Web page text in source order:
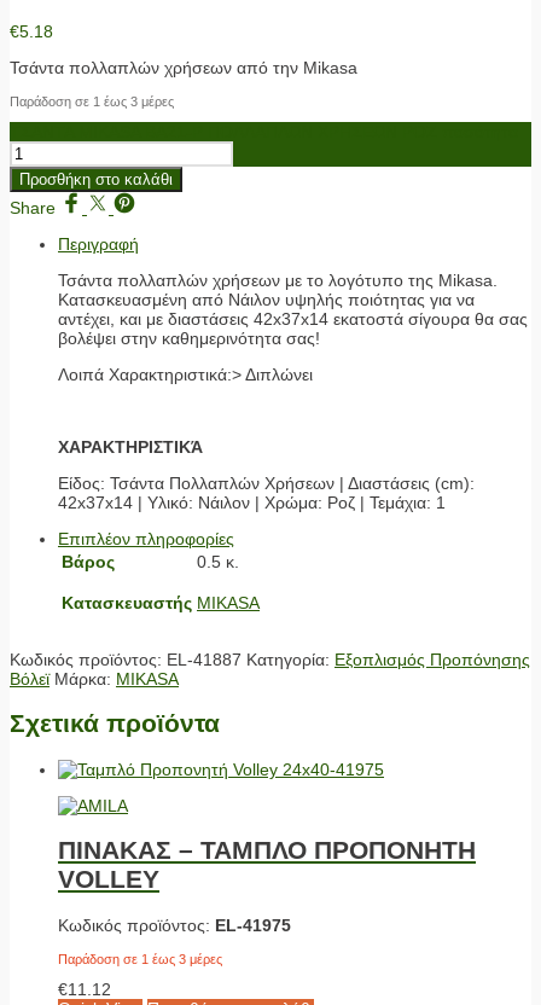
€5.18
Τσάντα πολλαπλών χρήσεων από την Mikasa
Παράδοση σε 1 έως 3 μέρες
Προσθήκη στο καλάθι
Share
Περιγραφή
Τσάντα πολλαπλών χρήσεων με το λογότυπο της Mikasa.
Κατασκευασμένη από Νάιλον υψηλής ποιότητας για να
αντέχει, και με διαστάσεις 42x37x14 εκατοστά σίγουρα θα σας
βολέψει στην καθημερινότητα σας!
Λοιπά Χαρακτηριστικά:> Διπλώνει
ΧΑΡΑΚΤΗΡΙΣΤΙΚΆ
Είδος: Τσάντα Πολλαπλών Χρήσεων | Διαστάσεις (cm):
42x37x14 | Υλικό: Νάιλον | Χρώμα: Ροζ | Τεμάχια: 1
Επιπλέον πληροφορίες
Βάρος
0.5 κ.
Κατασκευαστής MIKASA
Κωδικός προϊόντος: EL-41887 Κατηγορία: Εξοπλισμός Προπόνησης
Βόλεϊ Μάρκα: MIKASA
Σχετικά προϊόντα
ΠΙΝΑΚΑΣ – ΤΑΜΠΛΟ ΠΡΟΠΟΝΗΤΗ
VOLLEY
Κωδικός προϊόντος: EL-41975
Παράδοση σε 1 έως 3 μέρες
€11.12